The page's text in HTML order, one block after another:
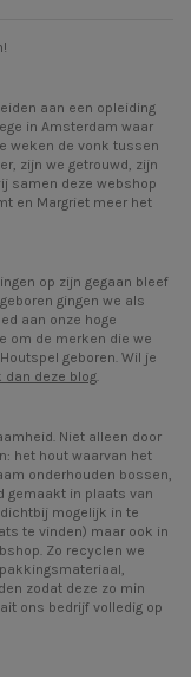
aan een opleiding
in Amsterdam waar
weken de vonk tussen
zijn we getrouwd, zijn
samen deze webshop
en Margriet meer het
op zijn gegaan bleef
gingen we als
aan onze hoge
om de merken die we
geboren. Wil je
dan deze blog.
Niet alleen door
het hout waarvan het
onderhouden bossen,
gemaakt in plaats van
mogelijk in te
te vinden) maar ook in
Zo recyclen we
zodat deze zo min
ons bedrijf volledig op